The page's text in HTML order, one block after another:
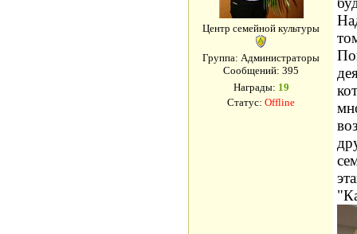
Центр семейной культуры
Группа: Администраторы
Сообщений: 395
Награды: 19
Статус: Offline